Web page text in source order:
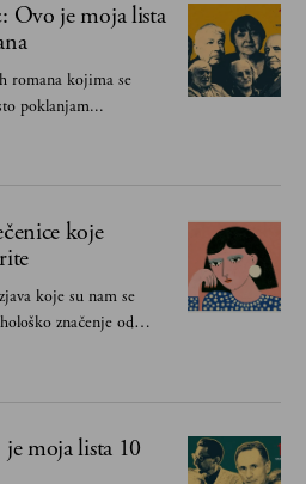
Ovo je moja lista
romana kojima se
poklanjam...
koje
koje su nam se
značenje od
moja lista 10